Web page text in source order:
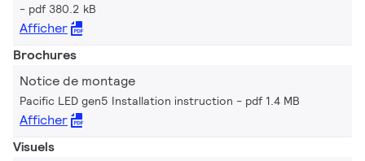
pdf 380.2 kB
Afficher
Brochures
Notice de montage
Pacific LED gen5 Installation instruction pdf 1.4 MB
Afficher
Visuels